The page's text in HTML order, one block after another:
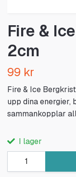
Fire &
2cm
99 kr
Fire & Ice
upp dina energier,
sammankopplar
I lager